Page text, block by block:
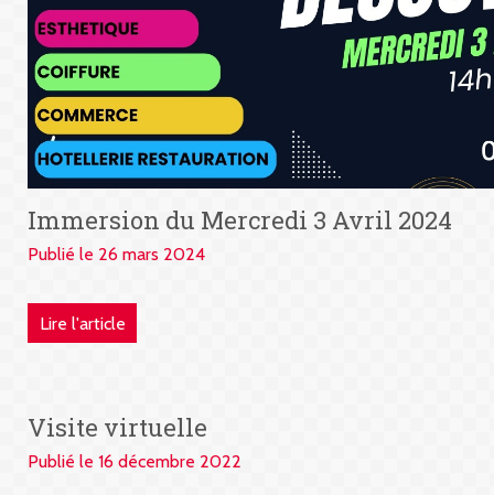
Immersion du Mercredi 3 Avril 2024
Publié le 26 mars 2024
Lire l'article
Visite virtuelle
Publié le 16 décembre 2022